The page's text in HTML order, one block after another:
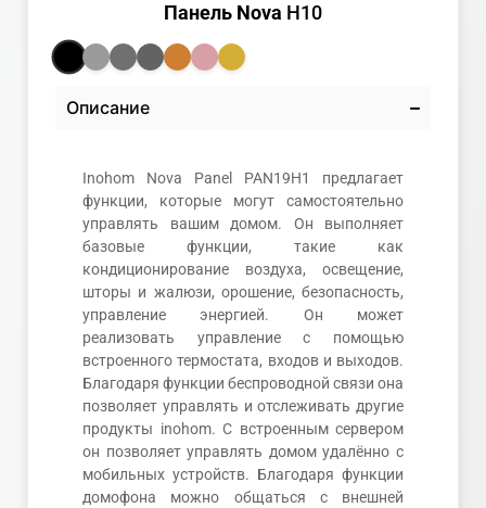
Панель Nova H10
Описание
Inohom Nova Panel PAN19H1 предлагает
функции, которые могут самостоятельно
управлять вашим домом. Он выполняет
базовые функции, такие как
кондиционирование воздуха, освещение,
шторы и жалюзи, орошение, безопасность,
управление энергией. Он может
реализовать управление с помощью
встроенного термостата, входов и выходов.
Благодаря функции беспроводной связи она
позволяет управлять и отслеживать другие
продукты inohom. С встроенным сервером
он позволяет управлять домом удалённо с
мобильных устройств. Благодаря функции
домофона можно общаться с внешней